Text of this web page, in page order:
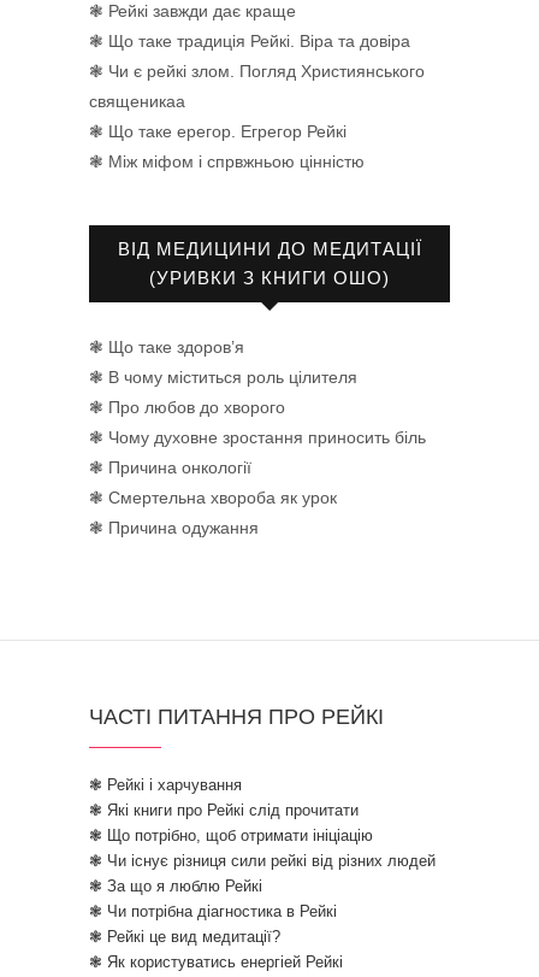
❃ Рейкі завжди дає краще
❃ Що таке традиція Рейкі. Віра та довіра
❃ Чи є рейкі злом. Погляд Християнського
священикаа
❃ Що таке ерегор. Егрегор Рейкі
❃ Між міфом і спрвжньою цінністю
ВІД МЕДИЦИНИ ДО МЕДИТАЦІЇ
(УРИВКИ З КНИГИ ОШО)
❃ Що таке здоров’я
❃ В чому міститься роль цілителя
❃ Про любов до хворого
❃ Чому духовне зростання приносить біль
❃ Причина онкології
❃ Смертельна хвороба як урок
❃ Причина одужання
ЧАСТІ ПИТАННЯ ПРО РЕЙКІ
❃ Рейкі і харчування
❃ Які книги про Рейкі слід прочитати
❃ Що потрібно, щоб отримати ініціацію
❃ Чи існує різниця сили рейкі від різних людей
❃ За що я люблю Рейкі
❃ Чи потрібна діагностика в Рейкі
❃ Рейкі це вид медитації?
❃ Як користуватись енергіей Рейкі